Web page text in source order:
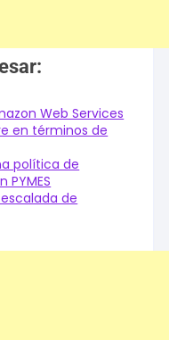
Web Services
en términos de
política de
de